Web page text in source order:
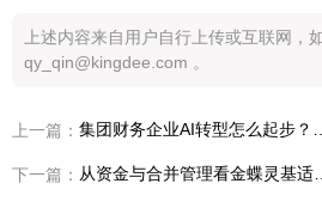
上述内容来自用户自行上传或互联网，
qy_qin@kingdee.com 。
上一篇： 集团财务企业AI转型怎么
下一篇： 从资金与合并管